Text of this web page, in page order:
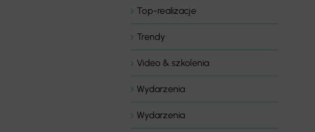
Top-realizacje
Trendy
Video & szkolenia
Wydarzenia
Wydarzenia